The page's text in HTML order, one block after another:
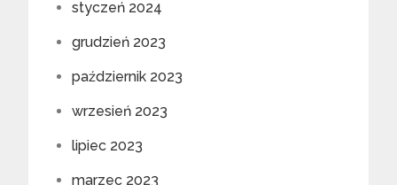
styczeń 2024
grudzień 2023
październik 2023
wrzesień 2023
lipiec 2023
marzec 2023